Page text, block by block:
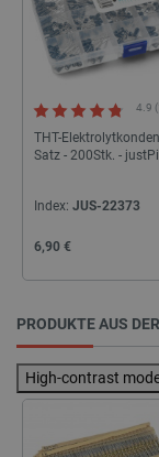
4.9
THT-
Satz - 200Stk. - justPi
Index: JUS-22373
Cena
6,90 €
PRODUKTE AUS
High-contrast